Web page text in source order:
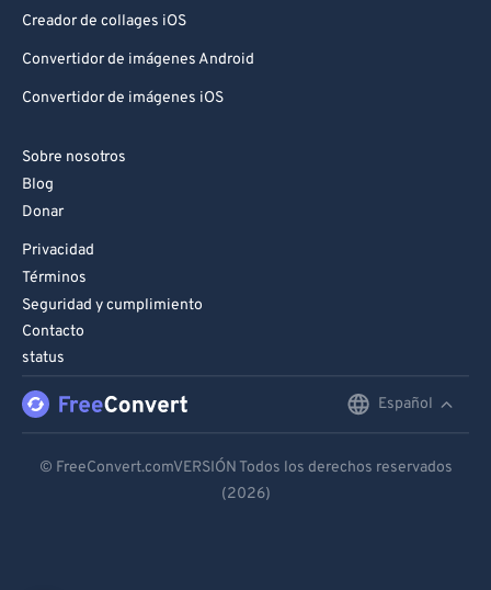
Creador de collages iOS
Convertidor de imágenes Android
Convertidor de imágenes iOS
Sobre nosotros
Blog
Donar
Privacidad
Términos
Seguridad y cumplimiento
Contacto
status
Español
Español
© FreeConvert.comVERSIÓN Todos los derechos reservados
(2026)